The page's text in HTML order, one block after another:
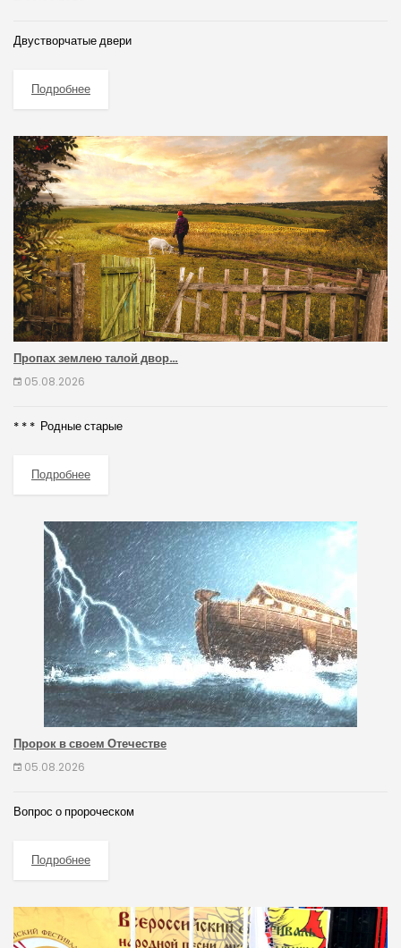
Двустворчатые двери
Подробнее
Пропах землею талой двор…
05.08.2026
* * * Родные старые
Подробнее
Пророк в своем Отечестве
05.08.2026
Вопрос о пророческом
Подробнее